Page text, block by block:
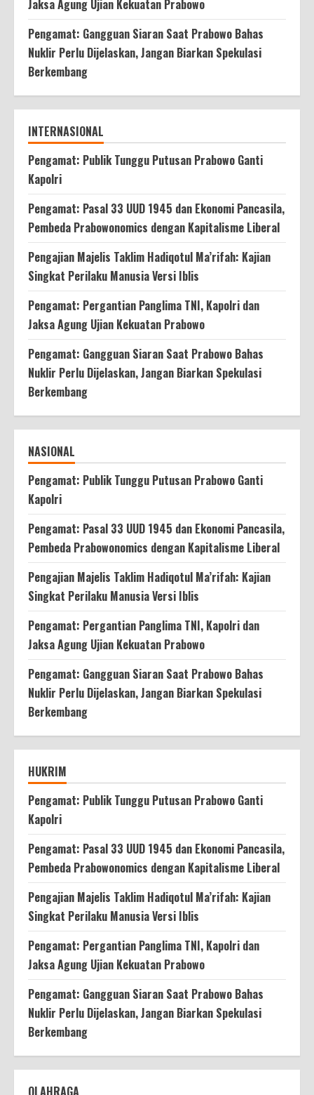
Jaksa Agung Ujian Kekuatan Prabowo
Pengamat: Gangguan Siaran Saat Prabowo Bahas
Nuklir Perlu Dijelaskan, Jangan Biarkan Spekulasi
Berkembang
INTERNASIONAL
Pengamat: Publik Tunggu Putusan Prabowo Ganti
Kapolri
Pengamat: Pasal 33 UUD 1945 dan Ekonomi Pancasila,
Pembeda Prabowonomics dengan Kapitalisme Liberal
Pengajian Majelis Taklim Hadiqotul Ma’rifah: Kajian
Singkat Perilaku Manusia Versi Iblis
Pengamat: Pergantian Panglima TNI, Kapolri dan
Jaksa Agung Ujian Kekuatan Prabowo
Pengamat: Gangguan Siaran Saat Prabowo Bahas
Nuklir Perlu Dijelaskan, Jangan Biarkan Spekulasi
Berkembang
NASIONAL
Pengamat: Publik Tunggu Putusan Prabowo Ganti
Kapolri
Pengamat: Pasal 33 UUD 1945 dan Ekonomi Pancasila,
Pembeda Prabowonomics dengan Kapitalisme Liberal
Pengajian Majelis Taklim Hadiqotul Ma’rifah: Kajian
Singkat Perilaku Manusia Versi Iblis
Pengamat: Pergantian Panglima TNI, Kapolri dan
Jaksa Agung Ujian Kekuatan Prabowo
Pengamat: Gangguan Siaran Saat Prabowo Bahas
Nuklir Perlu Dijelaskan, Jangan Biarkan Spekulasi
Berkembang
HUKRIM
Pengamat: Publik Tunggu Putusan Prabowo Ganti
Kapolri
Pengamat: Pasal 33 UUD 1945 dan Ekonomi Pancasila,
Pembeda Prabowonomics dengan Kapitalisme Liberal
Pengajian Majelis Taklim Hadiqotul Ma’rifah: Kajian
Singkat Perilaku Manusia Versi Iblis
Pengamat: Pergantian Panglima TNI, Kapolri dan
Jaksa Agung Ujian Kekuatan Prabowo
Pengamat: Gangguan Siaran Saat Prabowo Bahas
Nuklir Perlu Dijelaskan, Jangan Biarkan Spekulasi
Berkembang